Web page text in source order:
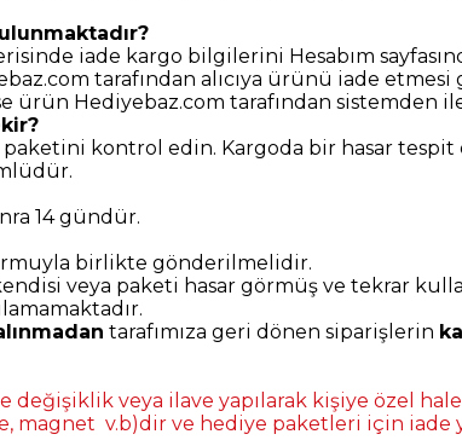
iade kargo bilgilerini Hesabım
tarafından alıcıya ürünü iade
ürün Hediyebaz.com tarafından
kontrol edin. Kargoda bir hasar
14 gündür.
birlikte gönderilmelidir.
veya paketi hasar görmüş ve tekrar
tarafımıza geri dönen siparişlerin
değişiklik veya ilave yapılarak kişiye özel
magnet v.b)dir ve hediye paketleri için iade